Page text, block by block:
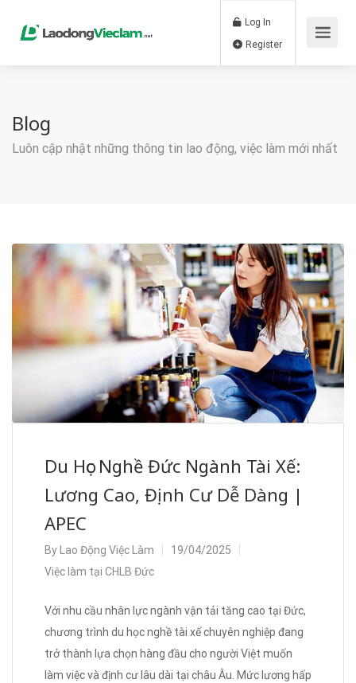
Log In
Blog
Luôn cập nhật những thông tin lao động, việc làm mới nhất
Du Học Nghề Đức Ngành Tài Xế:
Lương Cao, Định Cư Dễ Dàng |
APEC
By Lao Động Việc Làm
19/04/2025
Việc làm tại CHLB Đức
Với nhu cầu nhân lực ngành vận tải tăng cao tại Đức,
chương trình du học nghề tài xế chuyên nghiệp đang
trở thành lựa chọn hàng đầu cho người Việt muốn
làm việc và định cư lâu dài tại châu Âu. Mức lương hấp